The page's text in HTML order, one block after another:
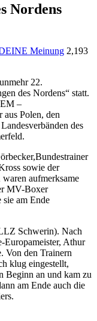
Nordens
Meinung 2,193
22.
des Nordens“ statt.
–
Polen, den
des
sowie der
aufmerksame
MV-Boxer
am Ende
Schwerin). Nach
Europameister, Athur
Von den Trainern
klug eingestellt,
Beginn an und kam zu
am Ende auch die